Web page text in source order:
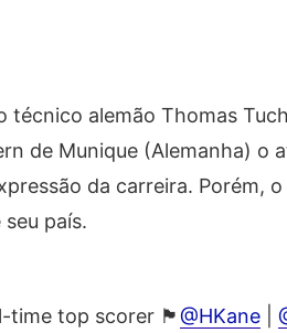
técnico alemão Thomas
de Munique (Alemanha)
da carreira. Porém,
país.
top scorer 🏴󠁧󠁢󠁥󠁮󠁧󠁿@HKane|